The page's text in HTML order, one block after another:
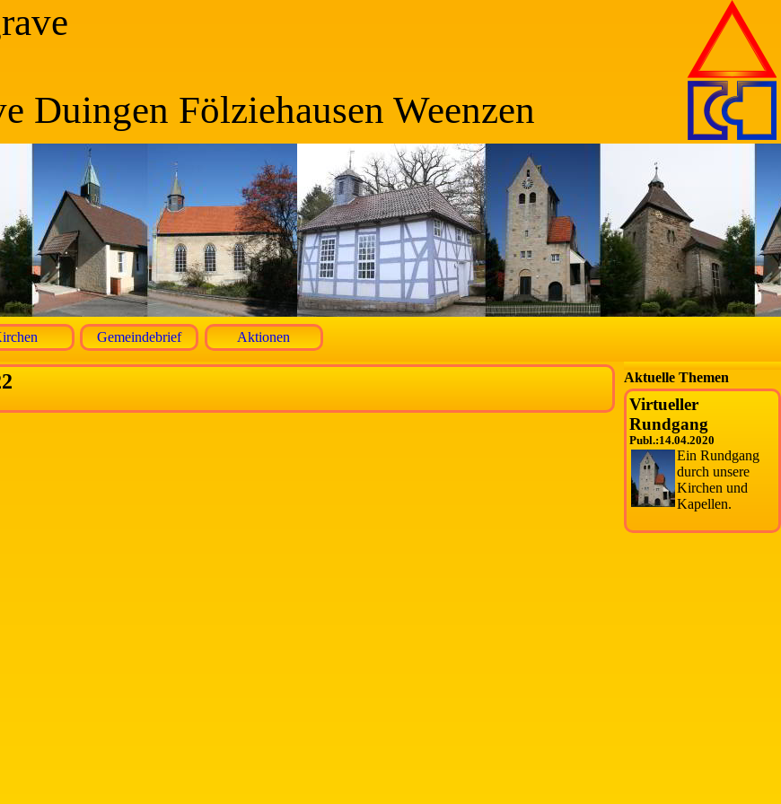
Duingen Fölziehausen Weenzen
Gemeindebrief Aktionen
Aktuelle Themen
Virtueller
Rundgang
Publ.:14.04.2020
Ein Rundgang
durch unsere
Kirchen und
Kapellen.